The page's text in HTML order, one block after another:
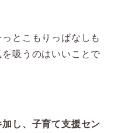
とこもりっぱなしも
吸うのはいいことで
し、子育て支援セン